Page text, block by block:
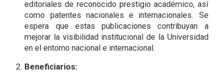
editoriales de reconocido prestigio académico, así
como patentes nacionales e internacionales. Se
espera que estas publicaciones contribuyan a
mejorar la visibilidad institucional de la Universidad
en el entorno nacional e internacional.
Beneficiarios: